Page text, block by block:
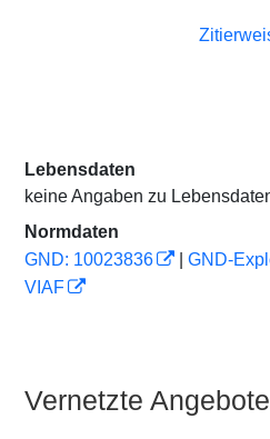
Lebensdaten
keine Angaben zu
Normdaten
GND: 10023836
GND-
VIAF
Vernetzte Angebote